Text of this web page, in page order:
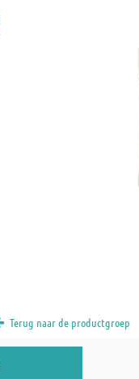
Terug naar de productgroep